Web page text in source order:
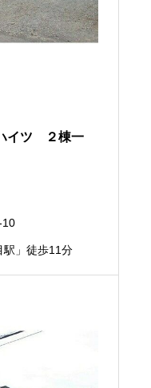
イツ ２棟一
10
駅」徒歩11分